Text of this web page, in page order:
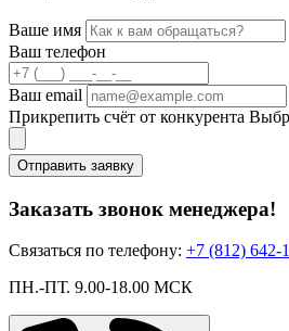
Ваше имя
Ваш телефон
Ваш email
Прикрепить счёт от конкурента
Отправить заявку
Заказать звонок менеджера!
Связаться по телефону: +7 (812) 642-
ПН.-ПТ. 9.00-18.00 МСК